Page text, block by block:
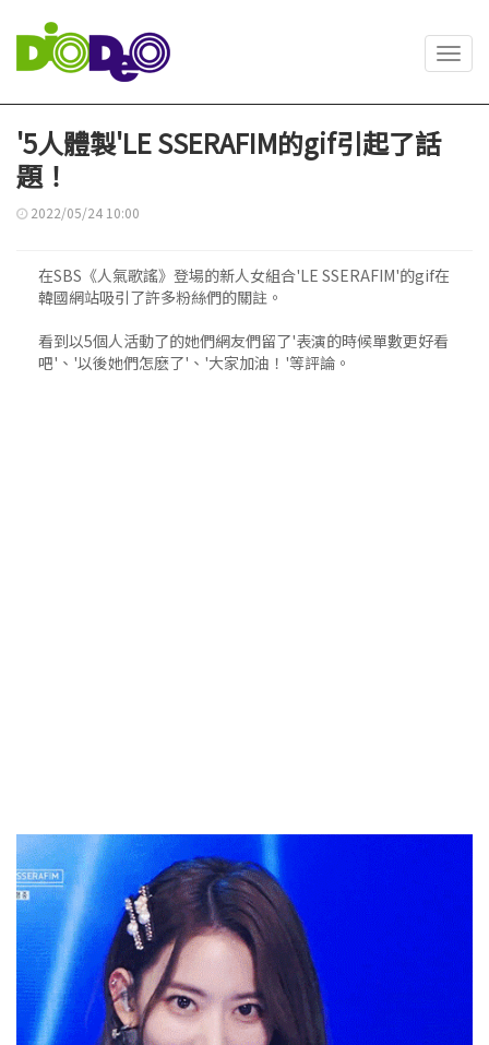
'5人體製'LE SSERAFIM的gif引起了話
題！
2022/05/24 10:00
在SBS《人氣歌謠》登場的新人女組合'LE SSERAFIM'的gif在
韓國網站吸引了許多粉絲們的關註。
看到以5個人活動了的她們網友們留了'表演的時候單數更好看
吧'、'以後她們怎麽了'、'大家加油！'等評論。